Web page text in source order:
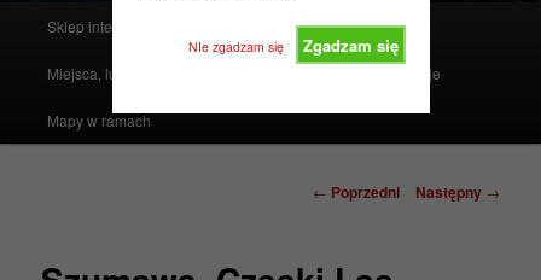
Zgadzam się
NIe zgadzam się
Sklep internetowy Produkty polecane
Miejsca, ludzie, mapy i atlasy Instrukcje
Mapy w ramach
Nawigacja
← Poprzedni Następny →